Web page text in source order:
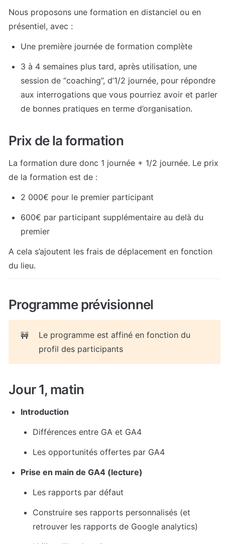
Nous proposons une formation en distanciel ou en
présentiel, avec :
Une première journée de formation complète
3 à 4 semaines plus tard, après utilisation, une
session de “coaching”, d’1/2 journée, pour répondre
aux interrogations que vous pourriez avoir et parler
de bonnes pratiques en terme d’organisation.
Prix de la formation
La formation dure donc 1 journée + 1/2 journée. Le prix
de la formation est de :
2 000€ pour le premier participant
600€ par participant supplémentaire au delà du
premier
A cela s’ajoutent les frais de déplacement en fonction
du lieu.
Programme prévisionnel
🚧
Le programme est affiné en fonction du
profil des participants
Jour 1, matin
Introduction
Différences entre GA et GA4
Les opportunités offertes par GA4
Prise en main de GA4 (lecture)
Les rapports par défaut
Construire ses rapports personnalisés (et
retrouver les rapports de Google analytics)